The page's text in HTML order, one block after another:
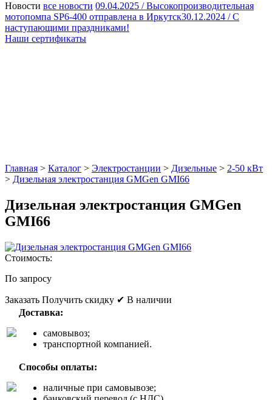
Новости все новости 09.04.2025 /Высокопроизводительная
мотопомпа SP6-400 отправлена в Иркутск30.12.2024 /С
наступающими праздниками!
Наши сертификаты
Главная > Каталог > Электростанции > Дизельные > 2-50 кВт
> Дизельная электростанция GMGen GMI66
Дизельная электростанция GMGen
GMI66
Стоимость:
По запросу
Заказать Получить скидку ✔ В наличии
Доставка:
самовывоз;
транспортной компанией.
Способы оплаты:
наличные при самовывозе;